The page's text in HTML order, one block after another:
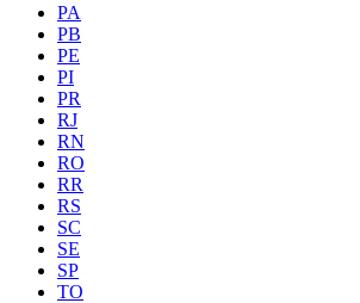
PA
PB
PE
PI
PR
RJ
RN
RO
RR
RS
SC
SE
SP
TO